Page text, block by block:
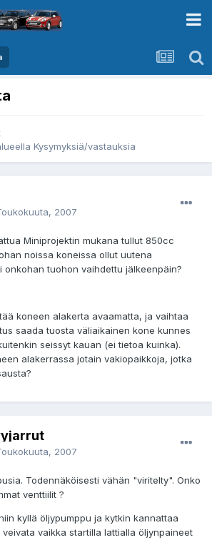
Kysymyksiä/vastauksia
2007
Miniprojektin mukana tullut 850cc
noissa koneissa ollut uutena
onkohan tuohon vaihdettu jälkeenpäin?
koneen alakerta avaamatta, ja vaihtaa
saada tuosta väliaikainen kone kunnes
seissyt kauan (ei tietoa kuinka).
alakerrassa jotain vakiopaikkoja, jotka
2007
Todennäköisesti vähän "viritelty". Onko
venttiilit ?
kyllä öljypumppu ja kytkin kannattaa
vaikka startilla lattialla öljynpaineet